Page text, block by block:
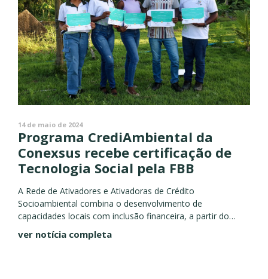
14 de maio de 2024
Programa CrediAmbiental da
Conexsus recebe certificação de
Tecnologia Social pela FBB
A Rede de Ativadores e Ativadoras de Crédito
Socioambiental combina o desenvolvimento de
capacidades locais com inclusão financeira, a partir do
tradicionais e produtores da agricultura familiar. No...
ver notícia completa